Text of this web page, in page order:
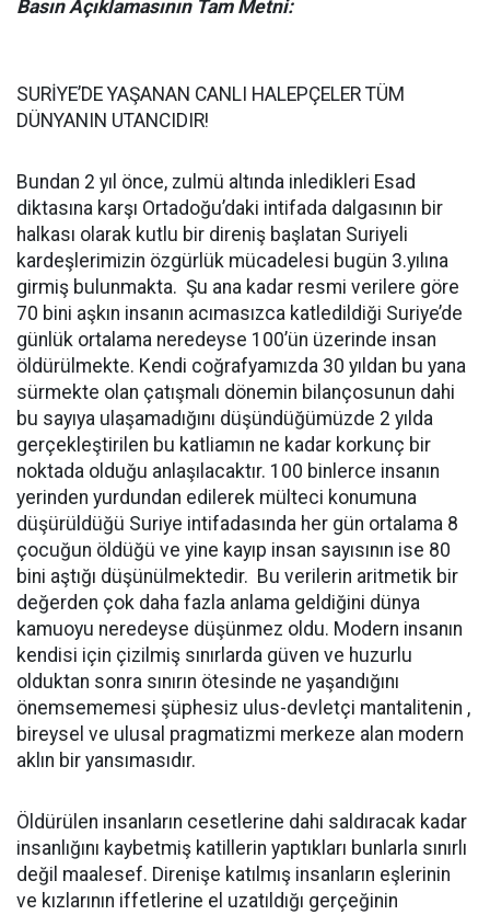
Basın Açıklamasının Tam Metni:
SURİYE’DE YAŞANAN CANLI HALEPÇELER TÜM
DÜNYANIN UTANCIDIR!
Bundan 2 yıl önce, zulmü altında inledikleri Esad
diktasına karşı Ortadoğu’daki intifada dalgasının bir
halkası olarak kutlu bir direniş başlatan Suriyeli
kardeşlerimizin özgürlük mücadelesi bugün 3.yılına
girmiş bulunmakta. Şu ana kadar resmi verilere göre
70 bini aşkın insanın acımasızca katledildiği Suriye’de
günlük ortalama neredeyse 100’ün üzerinde insan
öldürülmekte. Kendi coğrafyamızda 30 yıldan bu yana
sürmekte olan çatışmalı dönemin bilançosunun dahi
bu sayıya ulaşamadığını düşündüğümüzde 2 yılda
gerçekleştirilen bu katliamın ne kadar korkunç bir
noktada olduğu anlaşılacaktır. 100 binlerce insanın
yerinden yurdundan edilerek mülteci konumuna
düşürüldüğü Suriye intifadasında her gün ortalama 8
çocuğun öldüğü ve yine kayıp insan sayısının ise 80
bini aştığı düşünülmektedir. Bu verilerin aritmetik bir
değerden çok daha fazla anlama geldiğini dünya
kamuoyu neredeyse düşünmez oldu. Modern insanın
kendisi için çizilmiş sınırlarda güven ve huzurlu
olduktan sonra sınırın ötesinde ne yaşandığını
önemsememesi şüphesiz ulus-devletçi mantalitenin ,
bireysel ve ulusal pragmatizmi merkeze alan modern
aklın bir yansımasıdır.
Öldürülen insanların cesetlerine dahi saldıracak kadar
insanlığını kaybetmiş katillerin yaptıkları bunlarla sınırlı
değil maalesef. Direnişe katılmış insanların eşlerinin
ve kızlarının iffetlerine el uzatıldığı gerçeğinin